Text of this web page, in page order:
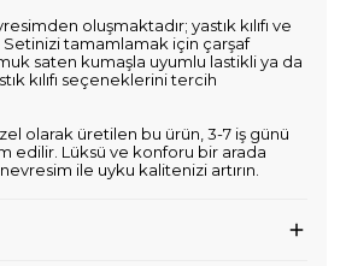
oluşmaktadır; yastık kılıfı ve
tamamlamak için çarşaf
saten kumaşla uyumlu lastikli ya da
kılıfı seçeneklerini tercih
olarak üretilen bu ürün, 3-7 iş günü
edilir. Lüksü ve konforu bir arada
ile uyku kalitenizi artırın.